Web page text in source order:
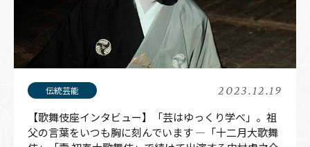
2023.12.19
【歌舞伎座インタビュー】「芸はゆっくり学べ」。祖
父の言葉をいつも胸に刻んでいます ―「十二月大歌舞